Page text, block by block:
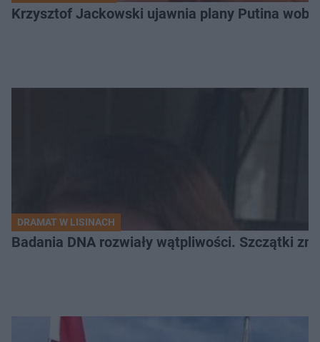
Krzysztof Jackowski ujawnia plany Putina
DRAMAT W LISINACH
Badania DNA rozwiały wątpliwości. Szczątki